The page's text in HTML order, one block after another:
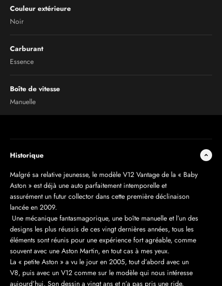
Couleur extérieure
Noir
Carburant
Essence
Boîte de vitesse
Manuelle
Historique
Malgré sa relative jeunesse, le modèle V12 Vantage de la « Baby
Aston » est déjà une auto parfaitement intemporelle et
assurément un futur collector dans cette première déclinaison
lancée en 2009.
Une mécanique fantasmagorique, une boîte manuelle et l’un des
designs les plus réussis de ces vingt dernières années, tous les
éléments sont réunis pour une expérience fort agréable, comme
souvent avec une Aston Martin, en tout cas à mes yeux.
La « petite Aston » a vu le jour en 2005, tout d’abord avec un
V8, puis avec un V12 comme sur le modèle qui nous intéresse
aujourd’hui. Son dessin a vingt ans et n’a pas pris une ride.